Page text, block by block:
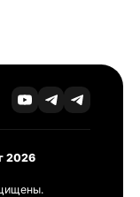
2026